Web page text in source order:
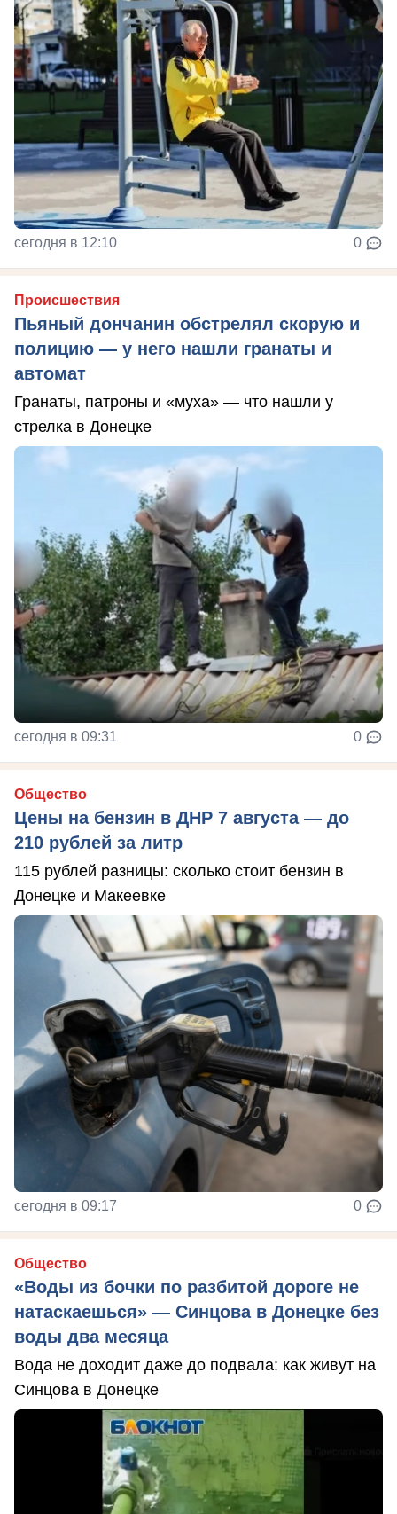
сегодня в 12:10 0
Происшествия
Пьяный дончанин обстрелял скорую и
полицию — у него нашли гранаты и
автомат
Гранаты, патроны и «муха» — что нашли у
стрелка в Донецке
сегодня в 09:31 0
Общество
Цены на бензин в ДНР 7 августа — до
210 рублей за литр
115 рублей разницы: сколько стоит бензин в
Донецке и Макеевке
сегодня в 09:17 0
Общество
«Воды из бочки по разбитой дороге не
натаскаешься» — Синцова в Донецке без
воды два месяца
Вода не доходит даже до подвала: как живут на
Синцова в Донецке